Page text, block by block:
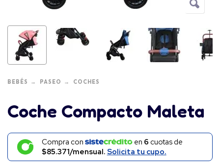
BEBÉS PASEO COCHES
Coche Compacto Maleta
Compra con en 6 cuotas de
$85.371/mensual. Solicita tu cupo.